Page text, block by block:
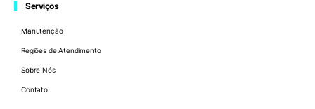
Serviços
Manutenção
Regiões de Atendimento
Sobre Nós
Contato